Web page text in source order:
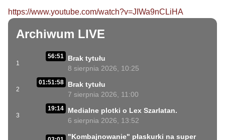
https://www.youtube.com/watch?v=JIWa9nCLiHA
Archiwum LIVE
1
56:51
Brak tytułu
8 sierpnia 2026, 10:25
2
01:51:58
Brak tytułu
7 sierpnia 2026, 11:00
3
19:14
Medialne plotki o Lex Szarlatan.
6 sierpnia 2026, 13:52
"Kombajnowanie" płaskurki na super